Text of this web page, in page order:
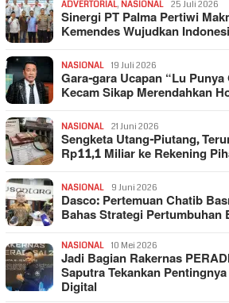
ADVERTORIAL, NASIONAL 25 Juli 2026
Sinergi PT Palma Pertiwi
Kemendes Wujudkan
NASIONAL 19 Juli 2026
Gara-gara Ucapan “Lu Punya
Kecam Sikap Merendahkan
NASIONAL 21 Juni 2026
Sengketa Utang-Piutang,
Rp11,1 Miliar ke Rekening
NASIONAL 9 Juni 2026
Dasco: Pertemuan Chatib
Bahas Strategi Pertumbuhan
NASIONAL 10 Mei 2026
Jadi Bagian Rakernas
Saputra Tekankan
Digital